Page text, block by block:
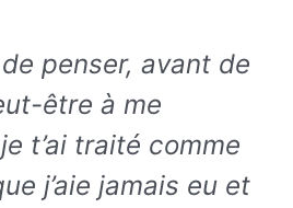
penser, avant de
être à me
t’ai traité comme
j’aie jamais eu et